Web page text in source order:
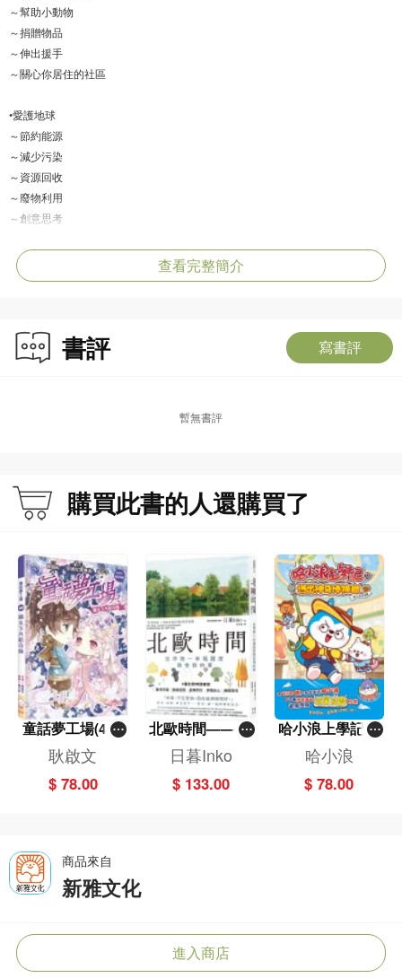
～幫助小動物
～捐贈物品
～伸出援手
～關心你居住的社區
•愛護地球
～節約能源
～減少污染
～資源回收
～廢物利用
～創意思考
～減少廢物
～節約用紙
•珍惜自己
～發掘自己的興趣
～創造溫暖的家庭時間
～為改變自己踏出第一步
書中各個小行動都能啟發孩子坐言起行，嘗試從自己開始實踐，讓世界變得更加
美好！
「不一定要做什麼偉大的事，用心做好小事。」
——德蘭修女
「人一旦確立了自己的目標，為之奮鬥的決心就不應該動搖。」
——科學家牛頓
查看完整簡介
書評 寫書評
暫無書評
購買此書的人還購買了
童話夢工場(40)
——織女下凡結
奇緣
耿啟文
$ 78.00
北歐時間——世
界第一幸福國度
教會我的事
日暮Inko
$ 133.00
哈小浪上學記(1
3)——逃出神奇
博物館
哈小浪
$ 78.00
商品來自
新雅文化
進入商店